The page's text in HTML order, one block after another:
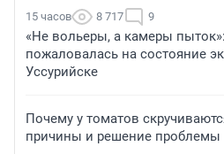
15 часов 8 717 9
«Не вольеры, а камеры
пожаловалась на состояние
Уссурийске
Почему у томатов
причины и решение проблемы